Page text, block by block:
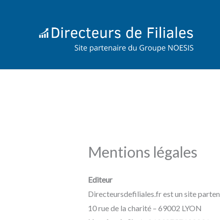
Mentions légales
Editeur
Directeursdefiliales.fr est un site
10 rue de la charité – 69002 LYON